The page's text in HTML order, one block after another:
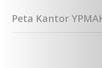
Peta Kantor